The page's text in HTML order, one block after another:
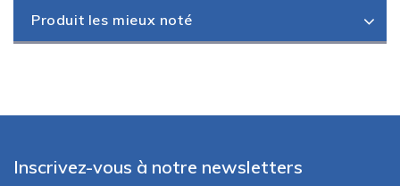
Produit les mieux noté
Inscrivez-vous à notre newsletters